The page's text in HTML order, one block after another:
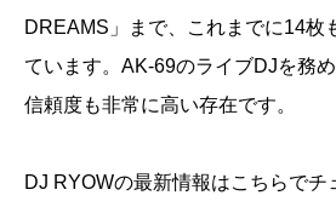
DREAMS」まで、これまでに14枚
ています。AK-69のライブDJを務
信頼度も非常に高い存在です。
DJ RYOWの最新情報はこちらでチ